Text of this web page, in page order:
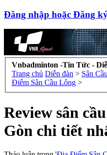
Đăng nhập hoặc Đăng
Vnbadminton -Tin Tức -
Trang chủ Diễn đàn > Sân
Điểm Sân Cầu Lông >
Review sân
Gòn chi tiết